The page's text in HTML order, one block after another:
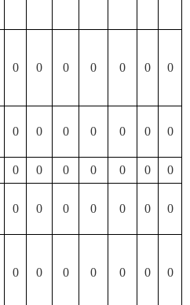
0 0 0 0 0 0 0
0 0 0 0 0 0 0
0 0 0 0 0 0
0
0 0 0 0 0 0 0
0 0 0 0 0 0 0